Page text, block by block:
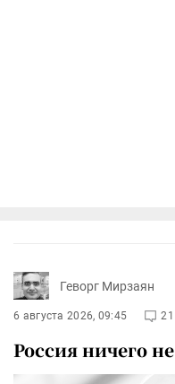
Геворг Мирзаян
6 августа 2026, 09:45 21
Россия ничего